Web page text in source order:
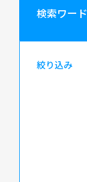
検索ワード
絞り込み